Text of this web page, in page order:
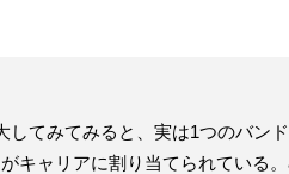
してみてみると、実は1つのバン
キャリアに割り当てられている